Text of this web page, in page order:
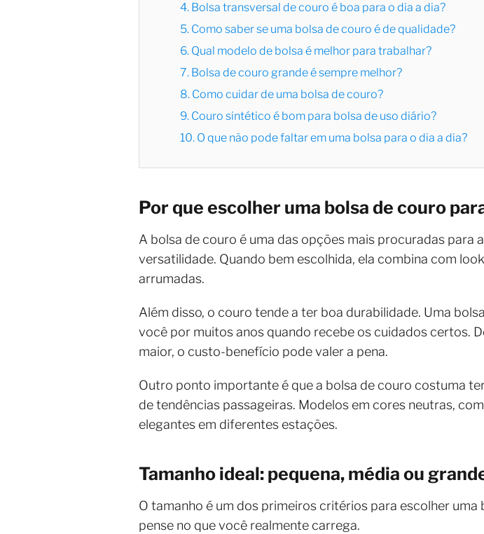
4. Bolsa transversal de couro é boa para o dia a dia?
5. Como saber se uma bolsa de couro é de qualidade?
6. Qual modelo de bolsa é melhor para trabalhar?
7. Bolsa de couro grande é sempre melhor?
8. Como cuidar de uma bolsa de couro?
9. Couro sintético é bom para bolsa de uso diário?
10. O que não pode faltar em uma bolsa para o dia a dia?
Por que escolher uma bolsa de couro
A bolsa de couro é uma das opções mais procuradas para
versatilidade. Quando bem escolhida, ela combina com
arrumadas.
Além disso, o couro tende a ter boa durabilidade. Uma
você por muitos anos quando recebe os cuidados certos.
maior, o custo-benefício pode valer a pena.
Outro ponto importante é que a bolsa de couro costuma
de tendências passageiras. Modelos em cores neutras,
elegantes em diferentes estações.
Tamanho ideal: pequena, média ou
O tamanho é um dos primeiros critérios para escolher
pense no que você realmente carrega.